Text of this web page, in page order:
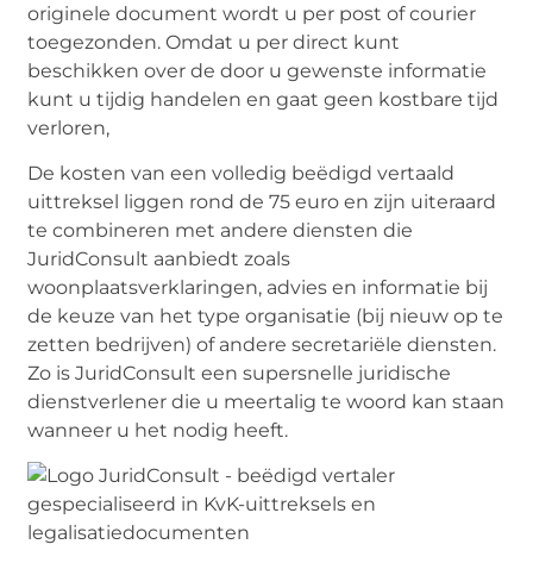
originele document wordt u per post of courier
toegezonden. Omdat u per direct kunt
beschikken over de door u gewenste informatie
kunt u tijdig handelen en gaat geen kostbare tijd
verloren,
De kosten van een volledig beëdigd vertaald
uittreksel liggen rond de 75 euro en zijn uiteraard
te combineren met andere diensten die
JuridConsult aanbiedt zoals
woonplaatsverklaringen, advies en informatie bij
de keuze van het type organisatie (bij nieuw op te
zetten bedrijven) of andere secretariële diensten.
Zo is JuridConsult een supersnelle juridische
dienstverlener die u meertalig te woord kan staan
wanneer u het nodig heeft.